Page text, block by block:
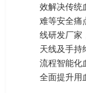
效解决传统
难等安全痛
线研发厂家
天线及手持
流程智能化
全面提升用